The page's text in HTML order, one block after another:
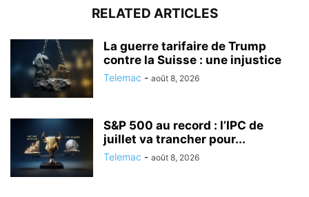
RELATED ARTICLES
La guerre tarifaire de Trump
contre la Suisse : une injustice
Telemac - août 8, 2026
S&P 500 au record : l’IPC de
juillet va trancher pour...
Telemac - août 8, 2026